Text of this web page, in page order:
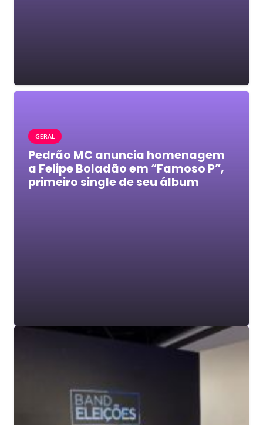
GERAL
Pedrão MC anuncia homenagem
a Felipe Boladão em “Famoso P”,
primeiro single de seu álbum